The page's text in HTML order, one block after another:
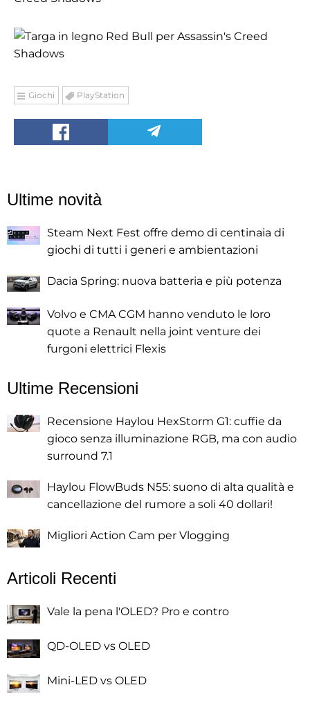
Giochi PlayStation
Ultime novità
Steam Next Fest offre demo di centinaia di
giochi di tutti i generi e ambientazioni
Dacia Spring: nuova batteria e più potenza
Volvo e CMA CGM hanno venduto le loro
quote a Renault nella joint venture dei
furgoni elettrici Flexis
Ultime Recensioni
Recensione Haylou HexStorm G1: cuffie da
gioco senza illuminazione RGB, ma con audio
surround 7.1
Haylou FlowBuds N55: suono di alta qualità e
cancellazione del rumore a soli 40 dollari!
Migliori Action Cam per Vlogging
Articoli Recenti
Vale la pena l'OLED? Pro e contro
QD-OLED vs OLED
Mini-LED vs OLED